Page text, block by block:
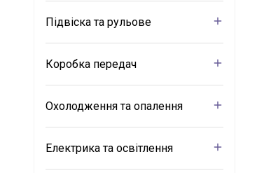
Підвіска та рульове
Коробка передач
Охолодження та опалення
Електрика та освітлення